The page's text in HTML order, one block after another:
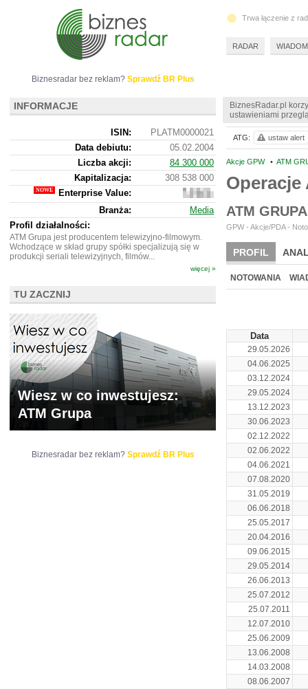
BiznesRadar.pl
ustawieniami
Akcje GPW • ATM
Operacje
ATM
GPW - Akcje/PDA -
PROFIL
WYCENA BR
NOTOWANIA
Data
29.05.2026
04.06.2025
03.12.2024
29.05.2024
13.12.2023
30.06.2023
02.12.2022
02.06.2022
04.06.2021
07.08.2020
31.05.2019
06.06.2018
25.05.2017
20.04.2016
09.06.2015
29.05.2014
26.06.2013
25.07.2012
25.07.2011
12.07.2010
25.06.2009
13.06.2008
14.03.2008
08.06.2007
ATG: ustaw alert
Biznesradar bez reklam? Sprawdź BR Plus
INFORMACJE
ISIN:
PLATM0000021
Data debiutu:
05.02.2004
Liczba akcji:
84 300 000
Kapitalizacja:
308 538 000
Enterprise Value:
066
000
Branża:
Media
Profil działalności:
ATM Grupa jest producentem telewizyjno-filmowym.
Wchodzące w skład grupy spółki specjalizują się w
produkcji seriali telewizyjnych, filmów...
więcej »
TU ZACZNIJ
Wiesz w co inwestujesz:
ATM Grupa
Biznesradar bez reklam? Sprawdź BR Plus
Trwa łączenie z
RADAR